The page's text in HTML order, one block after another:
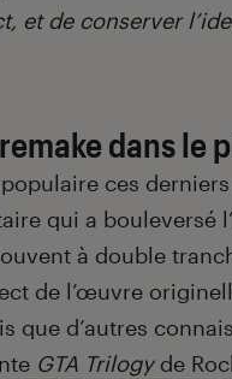
et de conserver
dans le
ces
qui a bouleversé
à double
de l’œuvre
que d’autres
GTA Trilogyde